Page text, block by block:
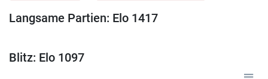
Langsame Partien: Elo 1417
Blitz: Elo 1097